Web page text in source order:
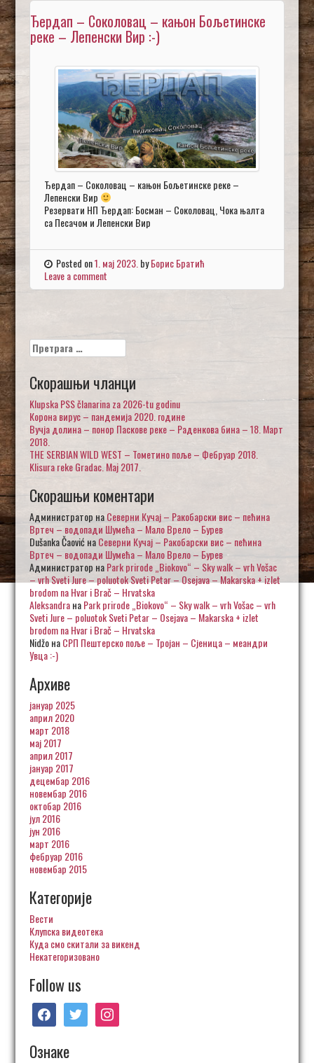
Ђердап – Соколовац – кањон Бољетинске
реке – Лепенски Вир :-)
Ђердап – Соколовац – кањон Бољетинске реке –
Лепенски Вир
Резервати НП Ђердап: Босман – Соколовац, Чока њалта
са Песачом и Лепенски Вир
Posted on1. мај 2023. byБорис Братић
Leave a comment
Претрага
за:
Скорашњи чланци
Klupska PSS članarina za 2026-tu godinu
Корона вирус – пандемија 2020. године
Вучја долина – понор Паскове реке – Раденкова бина – 18. Март
2018.
THE SERBIAN WILD WEST – Тометино поље – Фебруар 2018.
Klisura reke Gradac. Maj 2017.
Скорашњи коментари
Администратор наСеверни Кучај – Ракобарски вис – пећина
Вртеч – водопади Шумећа – Мало Врело – Бурев
Dušanka ČaovićнаСеверни Кучај – Ракобарски вис – пећина
Вртеч – водопади Шумећа – Мало Врело – Бурев
Администратор наPark prirode „Biokovo“ – Sky walk – vrh Vošac
– vrh Sveti Jure – poluotok Sveti Petar – Osejava – Makarska + izlet
brodom na Hvar i Brač – Hrvatska
AleksandraнаPark prirode „Biokovo“ – Sky walk – vrh Vošac – vrh
Sveti Jure – poluotok Sveti Petar – Osejava – Makarska + izlet
brodom na Hvar i Brač – Hrvatska
NidžoнаСРП Пештерско поље – Тројан – Сјеница – меандри
Увца :-)
Архиве
јануар 2025
април 2020
март 2018
мај 2017
април 2017
јануар 2017
децембар 2016
новембар 2016
октобар 2016
јул 2016
јун 2016
март 2016
фебруар 2016
новембар 2015
Категорије
Вести
Клупска видеотека
Куда смо скитали за викенд
Некатегоризовано
Follow us
facebooktwitter instagram
Ознаке